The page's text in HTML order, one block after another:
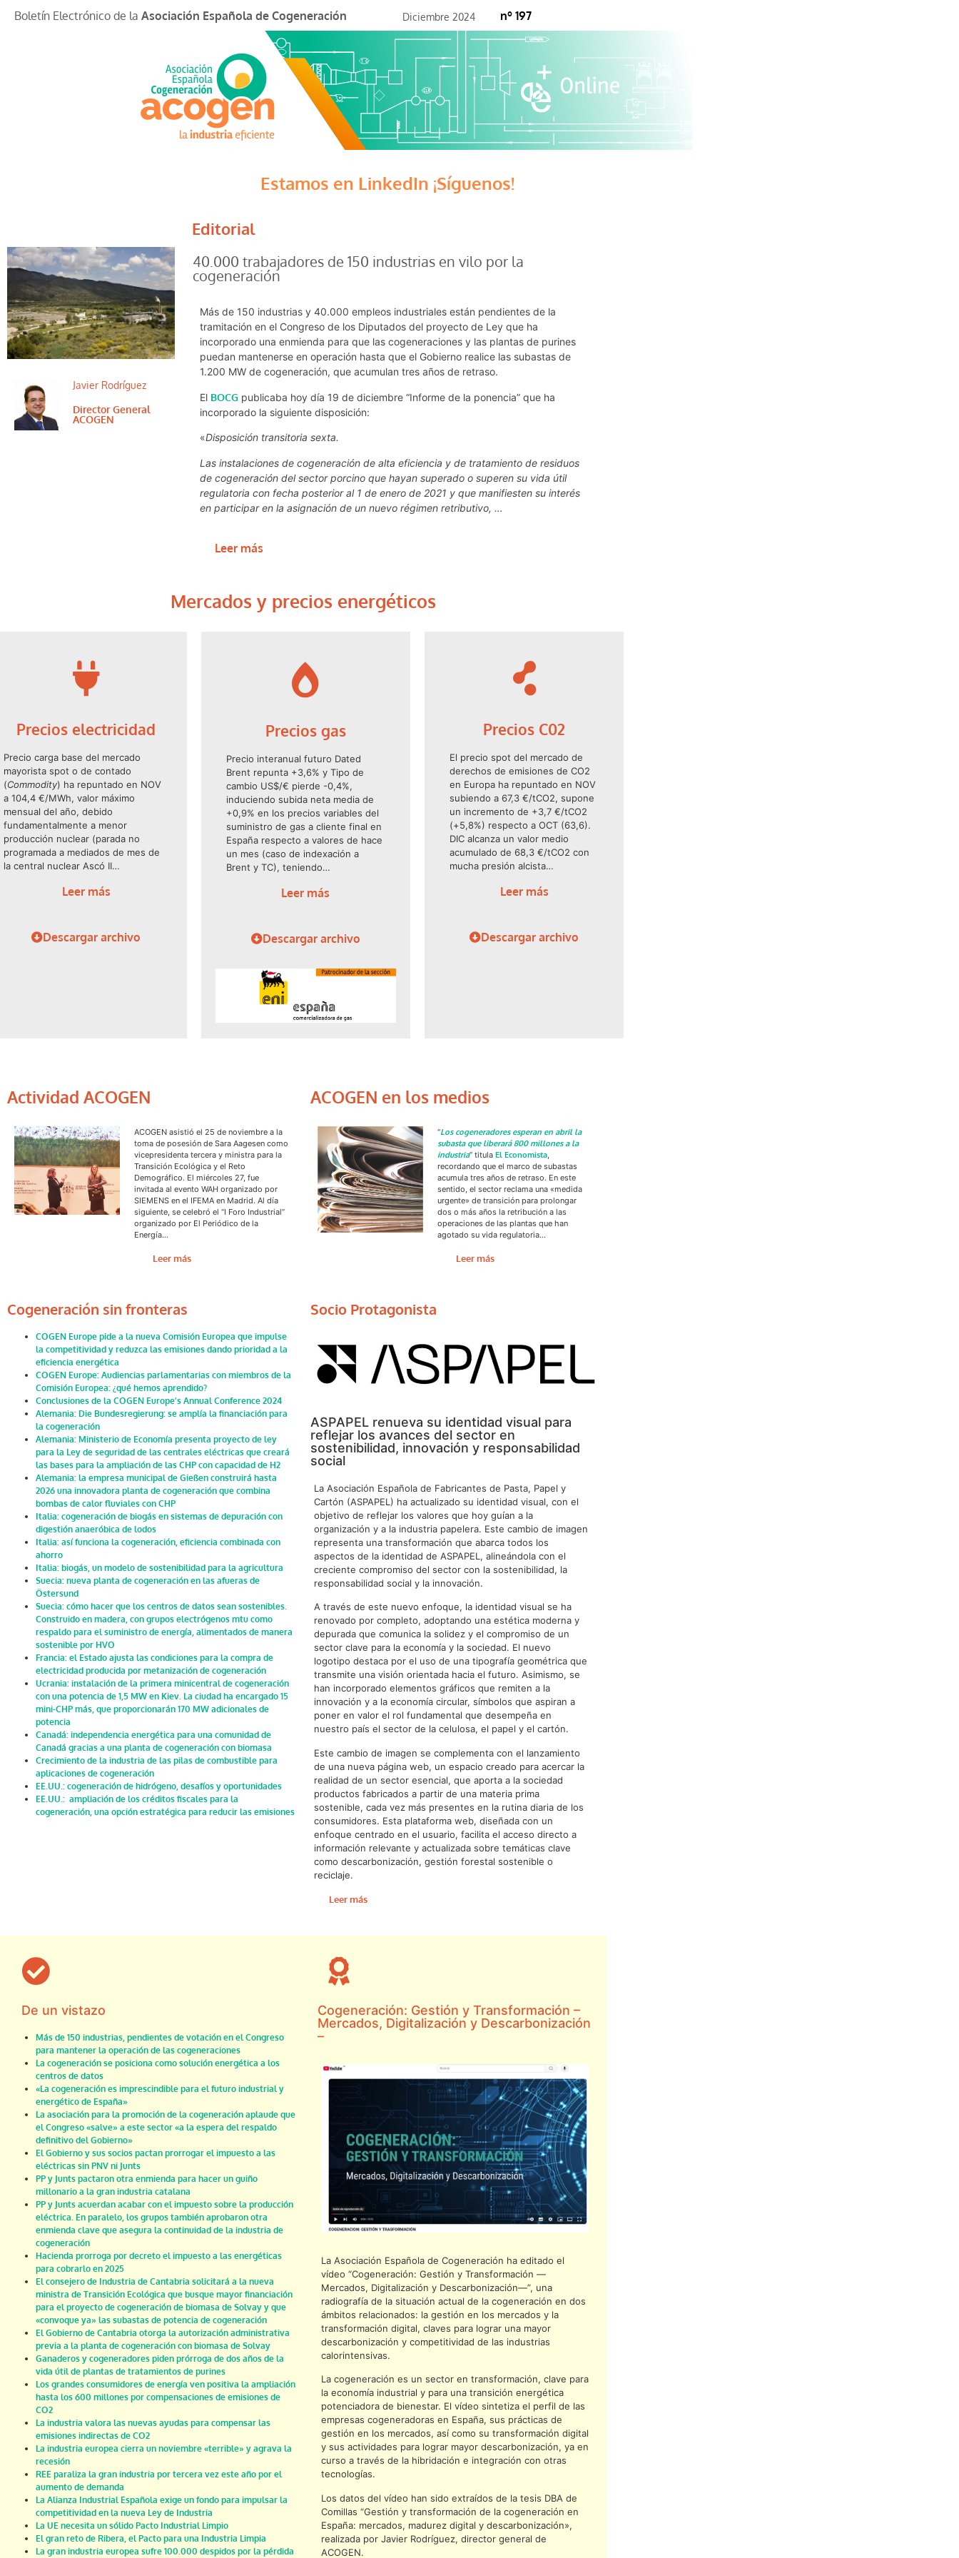
Boletín Electrónico de la Asociación Española de Cogeneración Diciembre 2024 nº 197
Estamos en LinkedIn ¡Síguenos!
Editorial
Javier Rodríguez
Director General
ACOGEN
40.000 trabajadores de 150 industrias en vilo por la
cogeneración
Más de 150 industrias y 40.000 empleos industriales están pendientes de la
tramitación en el Congreso de los Diputados del proyecto de Ley que ha
incorporado una enmienda para que las cogeneraciones y las plantas de purines
puedan mantenerse en operación hasta que el Gobierno realice las subastas de
1.200 MW de cogeneración, que acumulan tres años de retraso.
El BOCG publicaba hoy día 19 de diciembre “Informe de la ponencia” que ha
incorporado la siguiente disposición:
«Disposición transitoria sexta.
Las instalaciones de cogeneración de alta eficiencia y de tratamiento de residuos
de cogeneración del sector porcino que hayan superado o superen su vida útil
regulatoria con fecha posterior al 1 de enero de 2021 y que manifiesten su interés
en participar en la asignación de un nuevo régimen retributivo, …
Leer más
Mercados y precios energéticos
Precios electricidad
Precio carga base del mercado
mayorista spot o de contado
(Commodity) ha repuntado en NOV
a 104,4 €/MWh, valor máximo
mensual del año, debido
fundamentalmente a menor
producción nuclear (parada no
programada a mediados de mes de
la central nuclear Ascó II…
Leer más
Descargar archivo
Precios gas
Precio interanual futuro Dated
Brent repunta +3,6% y Tipo de
cambio US$/€ pierde -0,4%,
induciendo subida neta media de
+0,9% en los precios variables del
suministro de gas a cliente final en
España respecto a valores de hace
un mes (caso de indexación a
Brent y TC), teniendo…
Leer más
Descargar archivo
Precios C02
El precio spot del mercado de
derechos de emisiones de CO2
en Europa ha repuntado en NOV
subiendo a 67,3 €/tCO2, supone
un incremento de +3,7 €/tCO2
(+5,8%) respecto a OCT (63,6).
DIC alcanza un valor medio
acumulado de 68,3 €/tCO2 con
mucha presión alcista…
Leer más
Descargar archivo
Actividad ACOGEN ACOGEN en los medios
ACOGEN asistió el 25 de noviembre a la
toma de posesión de Sara Aagesen como
vicepresidenta tercera y ministra para la
Transición Ecológica y el Reto
Demográfico. El miércoles 27, fue
invitada al evento WAH organizado por
SIEMENS en el IFEMA en Madrid. Al día
siguiente, se celebró el “I Foro Industrial”
organizado por El Periódico de la
Energía…
Leer más
“Los cogeneradores esperan en abril la
subasta que liberará 800 millones a la
industria” titulaEl Economista,
recordando que el marco de subastas
acumula tres años de retraso. En este
sentido, el sector reclama una «medida
urgente» de transición para prolongar
dos o más años la retribución a las
operaciones de las plantas que han
agotado su vida regulatoria…
Leer más
Cogeneración sin fronteras
COGEN Europe pide a la nueva Comisión Europea que impulse
la competitividad y reduzca las emisiones dando prioridad a la
eficiencia energética
COGEN Europe: Audiencias parlamentarias con miembros de la
Comisión Europea: ¿qué hemos aprendido?
Conclusiones de la COGEN Europe’s Annual Conference 2024
Alemania: Die Bundesregierung: se amplía la financiación para
la cogeneración
Alemania: Ministerio de Economía presenta proyecto de ley
para la Ley de seguridad de las centrales eléctricas que creará
las bases para la ampliación de las CHP con capacidad de H2
Alemania: la empresa municipal de Gießen construirá hasta
2026 una innovadora planta de cogeneración que combina
bombas de calor fluviales con CHP
Italia: cogeneración de biogás en sistemas de depuración con
digestión anaeróbica de lodos
Italia: así funciona la cogeneración, eficiencia combinada con
ahorro
Italia: biogás, un modelo de sostenibilidad para la agricultura
Suecia: nueva planta de cogeneración en las afueras de
Östersund
Suecia: cómo hacer que los centros de datos sean sostenibles.
Construido en madera, con grupos electrógenos mtu como
respaldo para el suministro de energía, alimentados de manera
sostenible por HVO
Francia: el Estado ajusta las condiciones para la compra de
electricidad producida por metanización de cogeneración
Ucrania: instalación de la primera minicentral de cogeneración
con una potencia de 1,5 MW en Kiev. La ciudad ha encargado 15
mini-CHP más, que proporcionarán 170 MW adicionales de
potencia
Canadá: independencia energética para una comunidad de
Canadá gracias a una planta de cogeneración con biomasa
Crecimiento de la industria de las pilas de combustible para
aplicaciones de cogeneración
EE.UU.: cogeneración de hidrógeno, desafíos y oportunidades
EE.UU.: ampliación de los créditos fiscales para la
cogeneración, una opción estratégica para reducir las emisiones
Socio Protagonista
ASPAPEL renueva su identidad visual para
reflejar los avances del sector en
sostenibilidad, innovación y responsabilidad
social
La Asociación Española de Fabricantes de Pasta, Papel y
Cartón (ASPAPEL) ha actualizado su identidad visual, con el
objetivo de reflejar los valores que hoy guían a la
organización y a la industria papelera. Este cambio de imagen
representa una transformación que abarca todos los
aspectos de la identidad de ASPAPEL, alineándola con el
creciente compromiso del sector con la sostenibilidad, la
responsabilidad social y la innovación.
A través de este nuevo enfoque, la identidad visual se ha
renovado por completo, adoptando una estética moderna y
depurada que comunica la solidez y el compromiso de un
sector clave para la economía y la sociedad. El nuevo
logotipo destaca por el uso de una tipografía geométrica que
transmite una visión orientada hacia el futuro. Asimismo, se
han incorporado elementos gráficos que remiten a la
innovación y a la economía circular, símbolos que aspiran a
poner en valor el rol fundamental que desempeña en
nuestro país el sector de la celulosa, el papel y el cartón.
Este cambio de imagen se complementa con el lanzamiento
de una nueva página web, un espacio creado para acercar la
realidad de un sector esencial, que aporta a la sociedad
productos fabricados a partir de una materia prima
sostenible, cada vez más presentes en la rutina diaria de los
consumidores. Esta plataforma web, diseñada con un
enfoque centrado en el usuario, facilita el acceso directo a
información relevante y actualizada sobre temáticas clave
como descarbonización, gestión forestal sostenible o
reciclaje.
Leer más
De un vistazo
Más de 150 industrias, pendientes de votación en el Congreso
para mantener la operación de las cogeneraciones
La cogeneración se posiciona como solución energética a los
centros de datos
«La cogeneración es imprescindible para el futuro industrial y
energético de España»
La asociación para la promoción de la cogeneración aplaude que
el Congreso «salve» a este sector «a la espera del respaldo
definitivo del Gobierno»
El Gobierno y sus socios pactan prorrogar el impuesto a las
eléctricas sin PNV ni Junts
PP y Junts pactaron otra enmienda para hacer un guiño
millonario a la gran industria catalana
PP y Junts acuerdan acabar con el impuesto sobre la producción
eléctrica. En paralelo, los grupos también aprobaron otra
enmienda clave que asegura la continuidad de la industria de
cogeneración
Hacienda prorroga por decreto el impuesto a las energéticas
para cobrarlo en 2025
El consejero de Industria de Cantabria solicitará a la nueva
ministra de Transición Ecológica que busque mayor financiación
para el proyecto de cogeneración de biomasa de Solvay y que
«convoque ya» las subastas de potencia de cogeneración
El Gobierno de Cantabria otorga la autorización administrativa
previa a la planta de cogeneración con biomasa de Solvay
Ganaderos y cogeneradores piden prórroga de dos años de la
vida útil de plantas de tratamientos de purines
Los grandes consumidores de energía ven positiva la ampliación
hasta los 600 millones por compensaciones de emisiones de
CO2
La industria valora las nuevas ayudas para compensar las
emisiones indirectas de CO2
La industria europea cierra un noviembre «terrible» y agrava la
recesión
REE paraliza la gran industria por tercera vez este año por el
aumento de demanda
La Alianza Industrial Española exige un fondo para impulsar la
competitividad en la nueva Ley de Industria
La UE necesita un sólido Pacto Industrial Limpio
El gran reto de Ribera, el Pacto para una Industria Limpia
La gran industria europea sufre 100.000 despidos por la pérdida
Cogeneración: Gestión y Transformación –
Mercados, Digitalización y Descarbonización
–
La Asociación Española de Cogeneración ha editado el
vídeo “Cogeneración: Gestión y Transformación —
Mercados, Digitalización y Descarbonización—”, una
radiografía de la situación actual de la cogeneración en dos
ámbitos relacionados: la gestión en los mercados y la
transformación digital, claves para lograr una mayor
descarbonización y competitividad de las industrias
calorintensivas.
La cogeneración es un sector en transformación, clave para
la economía industrial y para una transición energética
potenciadora de bienestar. El vídeo sintetiza el perfil de las
empresas cogeneradoras en España, sus prácticas de
gestión en los mercados, así como su transformación digital
y sus actividades para lograr mayor descarbonización, ya en
curso a través de la hibridación e integración con otras
tecnologías.
Los datos del vídeo han sido extraídos de la tesis DBA de
Comillas “Gestión y transformación de la cogeneración en
España: mercados, madurez digital y descarbonización»,
realizada por Javier Rodríguez, director general de
ACOGEN.